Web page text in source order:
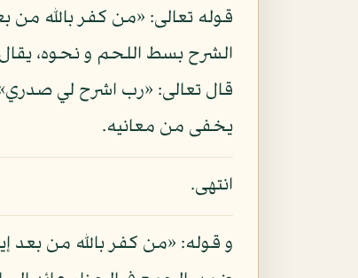
قوله تعالى: «من كفر بالله من
الشرح بسط اللحم و نحوه،
قال تعالى: «رب اشرح لي
يخفى من معانيه.
انتهى.
و قوله: «من كفر بالله من